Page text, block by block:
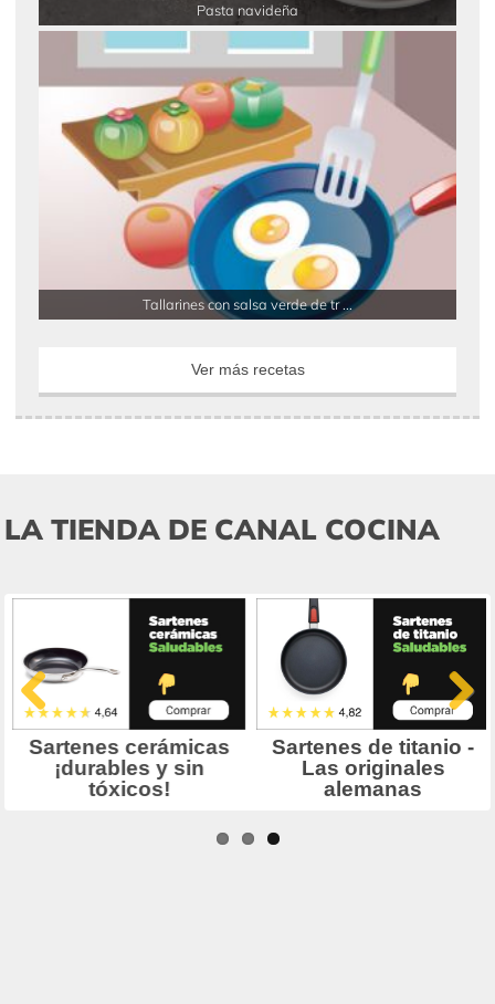
Pasta navideña
Tallarines con salsa verde de tr ...
Ver más recetas
LA TIENDA DE CANAL COCINA